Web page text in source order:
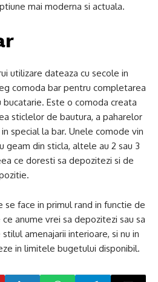
mai moderna si actuala.
utilizare dateaza cu secole in
comoda bar pentru completarea
Este o comoda creata
sticlelor de bautura, a paharelor
special la bar. Unele comode vin
geam din sticla, altele au 2 sau 3
ce doresti sa depozitezi si de
face in primul rand in functie de
anume vrei sa depozitezi sau sa
amenajarii interioare, si nu in
in limitele bugetului disponibil.